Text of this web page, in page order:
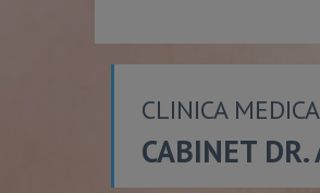
CLINICA
CABINET DR.